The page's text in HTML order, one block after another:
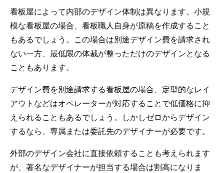
看板屋によって内部のデザイン体制は異なります。小規
模な看板屋の場合、看板職人自身が原稿を作成すること
もあるでしょう。この場合は別途デザイン費を請求され
ない一方、最低限の体裁が整っただけのデザインとなる
こともあります。
デザイン費を別途請求する看板屋の場合、定型的なレイ
アウトなどはオペレーターが対応することで低価格に抑
えられることもあるでしょう。しかしゼロからデザイン
するなら、専属または委託先のデザイナーが必要です。
外部のデザイン会社に直接依頼することも考えられます
が、著名なデザイナーが担当する場合は割高になりま